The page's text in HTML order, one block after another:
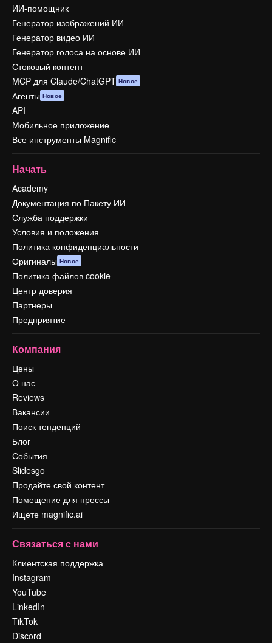
ИИ-помощник
Генератор изображений ИИ
Генератор видео ИИ
Генератор голоса на основе ИИ
Стоковый контент
MCP для Claude/ChatGPT Новое
Агенты Новое
API
Мобильное приложение
Все инструменты Magnific
Начать
Academy
Документация по Пакету ИИ
Служба поддержки
Условия и положения
Политика конфиденциальности
Оригиналы Новое
Политика файлов cookie
Центр доверия
Партнеры
Предприятие
Компания
Цены
О нас
Reviews
Вакансии
Поиск тенденций
Блог
События
Slidesgo
Продайте свой контент
Помещение для прессы
Ищете magnific.ai
Связаться с нами
Клиентская поддержка
Instagram
YouTube
LinkedIn
TikTok
Discord